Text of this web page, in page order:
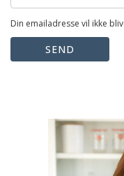
Din emailadresse vil ikke
SEND